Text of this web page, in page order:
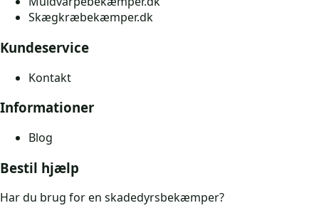
Skægkræbekæmper.dk
Kundeservice
Kontakt
Informationer
Blog
Bestil hjælp
Har du brug for en skadedyrsbekæmper?